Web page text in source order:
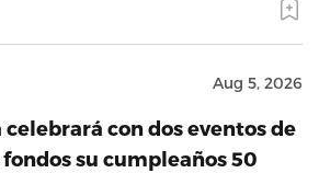
Aug 5, 2026
con dos eventos de
su cumpleaños 50